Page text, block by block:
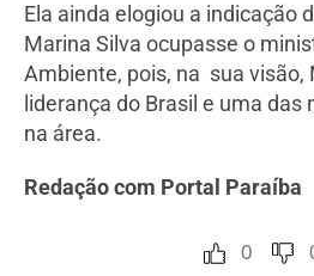
Ela ainda elogiou a indicação
Marina Silva ocupasse o
Ambiente, pois, na sua visão,
liderança do Brasil e uma das
na área.
Redação com Portal Paraíba
0